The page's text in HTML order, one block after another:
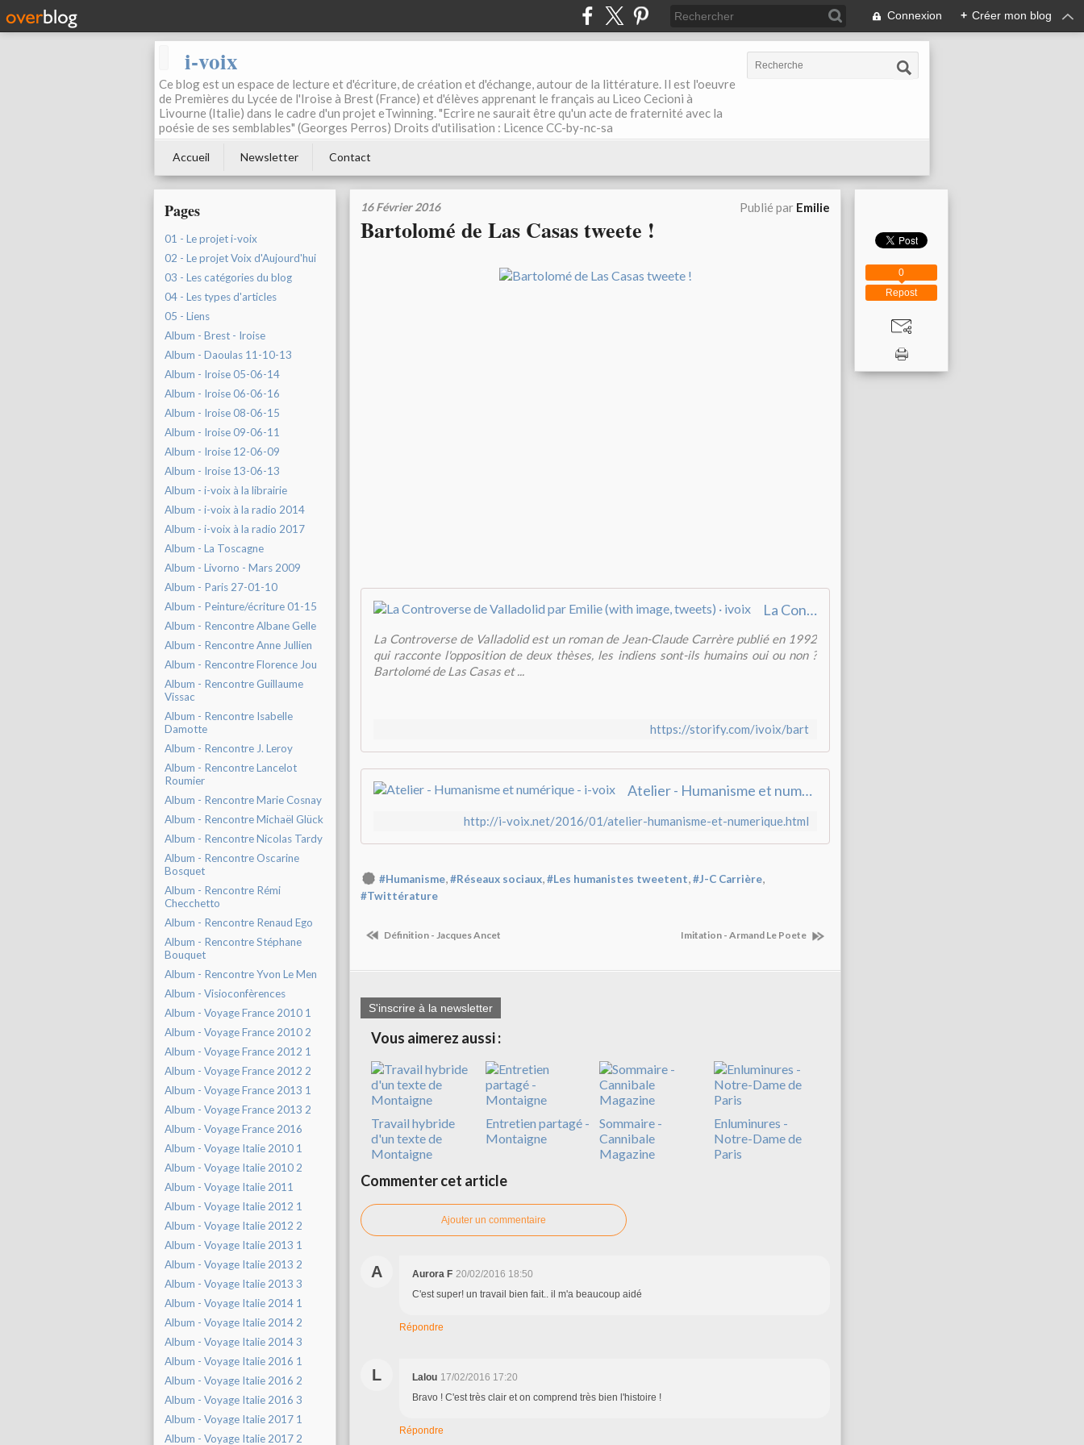
Connexion + Créer mon blog
i-voix
Ce blog est un espace de lecture et d'écriture, de création et d'échange, autour de la littérature. Il est l'oeuvre
de Premières du Lycée de l'Iroise à Brest (France) et d'élèves apprenant le français au Liceo Cecioni à
Livourne (Italie) dans le cadre d'un projet eTwinning. "Ecrire ne saurait être qu'un acte de fraternité avec la
poésie de ses semblables" (Georges Perros) Droits d'utilisation : Licence CC-by-nc-sa
Accueil Newsletter Contact
Pages
01 - Le projet i-voix
02 - Le projet Voix d'Aujourd'hui
03 - Les catégories du blog
04 - Les types d'articles
05 - Liens
Album - Brest - Iroise
Album - Daoulas 11-10-13
Album - Iroise 05-06-14
Album - Iroise 06-06-16
Album - Iroise 08-06-15
Album - Iroise 09-06-11
Album - Iroise 12-06-09
Album - Iroise 13-06-13
Album - i-voix à la librairie
Album - i-voix à la radio 2014
Album - i-voix à la radio 2017
Album - La Toscagne
Album - Livorno - Mars 2009
Album - Paris 27-01-10
Album - Peinture/écriture 01-15
Album - Rencontre Albane Gelle
Album - Rencontre Anne Jullien
Album - Rencontre Florence Jou
Album - Rencontre Guillaume
Vissac
Album - Rencontre Isabelle
Damotte
Album - Rencontre J. Leroy
Album - Rencontre Lancelot
Roumier
Album - Rencontre Marie Cosnay
Album - Rencontre Michaël Glück
Album - Rencontre Nicolas Tardy
Album - Rencontre Oscarine
Bosquet
Album - Rencontre Rémi
Checchetto
Album - Rencontre Renaud Ego
Album - Rencontre Stéphane
Bouquet
Album - Rencontre Yvon Le Men
Album - Visioconfèrences
Album - Voyage France 2010 1
Album - Voyage France 2010 2
Album - Voyage France 2012 1
Album - Voyage France 2012 2
Album - Voyage France 2013 1
Album - Voyage France 2013 2
Album - Voyage France 2016
Album - Voyage Italie 2010 1
Album - Voyage Italie 2010 2
Album - Voyage Italie 2011
Album - Voyage Italie 2012 1
Album - Voyage Italie 2012 2
Album - Voyage Italie 2013 1
Album - Voyage Italie 2013 2
Album - Voyage Italie 2013 3
Album - Voyage Italie 2014 1
Album - Voyage Italie 2014 2
Album - Voyage Italie 2014 3
Album - Voyage Italie 2016 1
Album - Voyage Italie 2016 2
Album - Voyage Italie 2016 3
Album - Voyage Italie 2017 1
Album - Voyage Italie 2017 2
16 Février 2016 Publié par Emilie
Bartolomé de Las Casas tweete !
La Controverse de Valladolid par Emilie (with image, tweets) · ivoix
La Controverse de Valladolid est un roman de Jean-Claude Carrère publié en 1992
qui racconte l'opposition de deux thèses, les indiens sont-ils humains oui ou non ?
Bartolomé de Las Casas et ...
https://storify.com/ivoix/bart
Atelier - Humanisme et numérique - i-voix
http://i-voix.net/2016/01/atelier-humanisme-et-numerique.html
#Humanisme,#Réseaux sociaux,#Les humanistes tweetent,#J-C Carrière,
#Twittérature
Définition - Jacques Ancet Imitation - Armand Le Poete
S'inscrire à la newsletter
Vous aimerez aussi :
Travail hybride
d'un texte de
Montaigne
Entretien partagé -
Montaigne
Sommaire -
Cannibale
Magazine
Enluminures -
Notre-Dame de
Paris
Commenter cet article
Ajouter un commentaire
A Aurora F 20/02/2016 18:50
C'est super! un travail bien fait.. il m'a beaucoup aidé
Répondre
L Lalou 17/02/2016 17:20
Bravo ! C'est très clair et on comprend très bien l'histoire !
Répondre
Repost
0